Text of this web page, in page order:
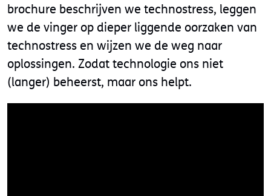
brochure beschrijven we technostress, leggen
we de vinger op dieper liggende oorzaken van
technostress en wijzen we de weg naar
oplossingen. Zodat technologie ons niet
(langer) beheerst, maar ons helpt.